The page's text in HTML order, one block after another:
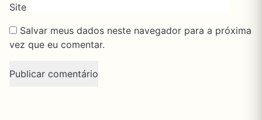
Site
Salvar meus dados neste navegador para a próxima
vez que eu comentar.